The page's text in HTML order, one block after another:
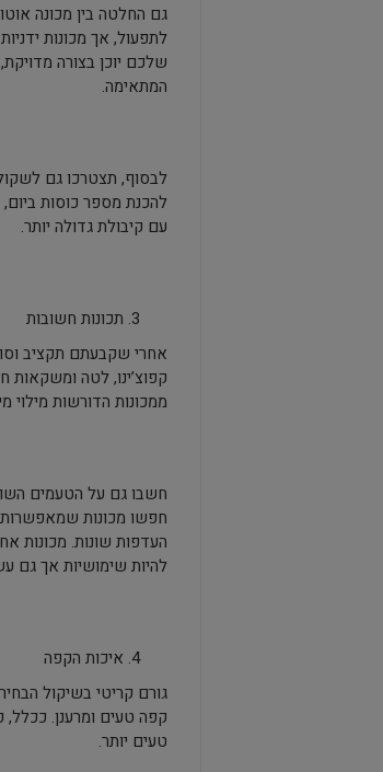
גם החלטה בין מכונה
לתפעול, אך מכונות
שלכם יוכן בצורה
המתאימה.
לבסוף, תצטרכו גם
להכנת מספר כוסות
עם קיבולת גדולה יותר.
תכונות חשובות
אחרי שקבעתם תקציב
קפוצ’ינו, לטה ומשקאות
ממכונות הדורשות מילוי
חשבו גם על הטעמים
חפשו מכונות שמאפשרות
העדפות שונות. מכונות
להיות שימושיות אך גם
איכות הקפה
גורם קריטי בשיקול
קפה טעים ומרענן. ככלל,
טעים יותר.